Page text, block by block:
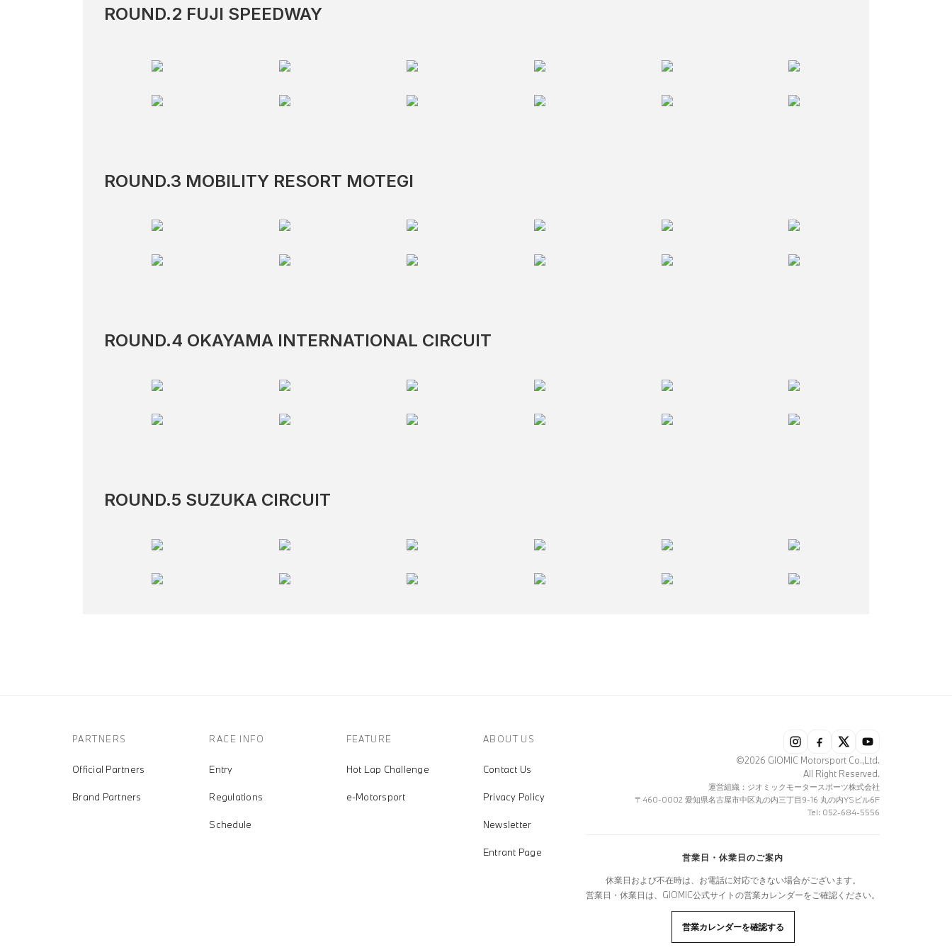
ROUND.2 FUJI SPEEDWAY
ROUND.3 MOBILITY RESORT MOTEGI
ROUND.4 OKAYAMA INTERNATIONAL CIRCUIT
ROUND.5 SUZUKA CIRCUIT
PARTNERS
Official Partners
Brand Partners
RACE INFO
Entry
Regulations
Schedule
FEATURE
Hot Lap Challenge
e-Motorsport
ABOUT US
Contact Us
Privacy Policy
Newsletter
Entrant Page
©2026 GIOMIC Motorsport Co.,Ltd.
All Right Reserved.
運営組織：ジオミックモータースポーツ株式会社
〒460-0002 愛知県名古屋市中区丸の内三丁目9-16 丸の内YSビル6F
Tel: 052-684-5556
営業日・休業日のご案内
休業日および不在時は、お電話に対応できない場合がございます。
営業日・休業日は、GIOMIC公式サイトの営業カレンダーをご確認ください。
営業カレンダーを確認する